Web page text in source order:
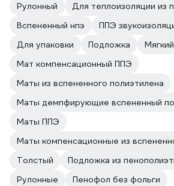
Рулонный
Для теплоизоляции из
Вспененный нпэ
ППЭ
Для упаковки
Подложка
Мягкий
Мат компенсационный ППЭ
Маты из вспененного полиэтилена
Маты демпфирующие вспененный
Маты ППЭ
Маты компенсационные из
Толстый
Подложка из
Рулонные
Пенофол без фольги